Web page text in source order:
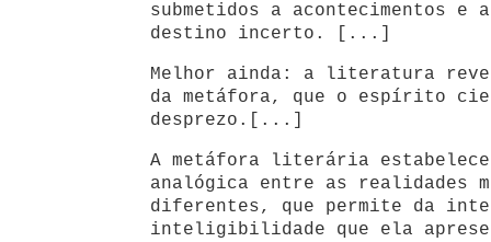
submetidos a acontecimentos e
destino incerto. [...]
Melhor ainda: a literatura
da metáfora, que o espírito
desprezo.[...]
A metáfora literária estabelece
analógica entre as realidades
diferentes, que permite da
inteligibilidade que ela